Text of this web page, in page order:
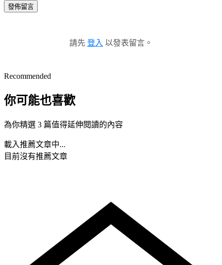
發佈留言
請先 登入 以發表留言。
Recommended
你可能也喜歡
為你精選 3 篇值得延伸閱讀的內容
載入推薦文章中...
目前沒有推薦文章